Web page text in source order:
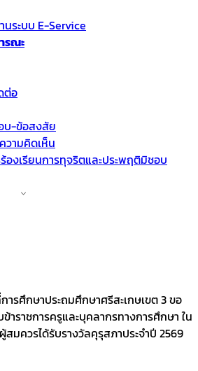
นระบบ E-Service
รณะ
ต่อ
บ-ข้อสงสัย
วามคิดเห็น
องเรียนการทุจริตและประพฤติมิชอบ
รศึกษาประถมศึกษาศรีสะเกษเขต 3 ขอ
ราชการครูและบุคลากรทางการศึกษา ใน
สมควรได้รับรางวัลคุรุสภาประจำปี 2569